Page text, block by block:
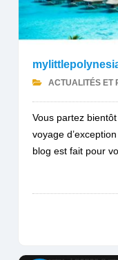
ACTUALITÉS ET
Vous partez
voyage
blog est fait pour